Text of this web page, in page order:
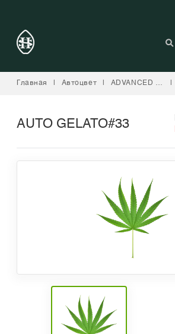
Главная Автоцвет ADVANCED SEEDS
AUTO GELATO#33